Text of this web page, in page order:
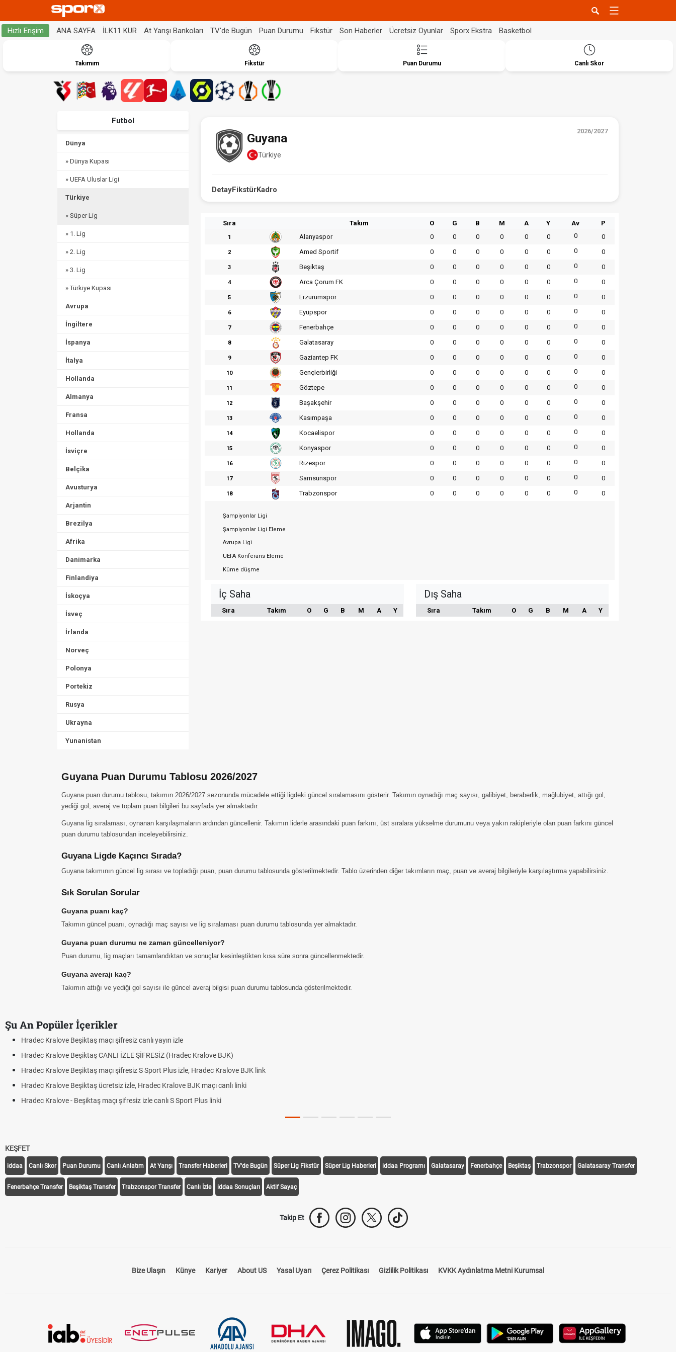
Hızlı Erişim ANA SAYFA İLK11 KUR At Yarışı Bankoları TV'de Bugün Puan Durumu Fikstür Son Haberler Ücretsiz Oyunlar Sporx Ekstra Basketbol
Takımım Fikstür Puan Durumu Canlı Skor
Futbol
Dünya
» Dünya Kupası
» UEFA Uluslar Ligi
Türkiye
» Süper Lig
» 1. Lig
» 2. Lig
» 3. Lig
» Türkiye Kupası
Avrupa
İngiltere
İspanya
İtalya
Hollanda
Almanya
Fransa
Hollanda
İsviçre
Belçika
Avusturya
Arjantin
Brezilya
Afrika
Danimarka
Finlandiya
İskoçya
İsveç
İrlanda
Norveç
Polonya
Portekiz
Rusya
Ukrayna
Yunanistan
2026/2027
Guyana
Türkiye
DetayFikstürKadro
Sıra Takım O G B M A Y Av P
1 Alanyaspor 0 0 0 0 0 0 0 0
2 Amed Sportif 0 0 0 0 0 0 0 0
3 Beşiktaş 0 0 0 0 0 0 0 0
4 Arca Çorum FK 0 0 0 0 0 0 0 0
5 Erzurumspor 0 0 0 0 0 0 0 0
6 Eyüpspor 0 0 0 0 0 0 0 0
7 Fenerbahçe 0 0 0 0 0 0 0 0
8 Galatasaray 0 0 0 0 0 0 0 0
9 Gaziantep FK 0 0 0 0 0 0 0 0
10 Gençlerbirliği 0 0 0 0 0 0 0 0
11 Göztepe 0 0 0 0 0 0 0 0
12 Başakşehir 0 0 0 0 0 0 0 0
13 Kasımpaşa 0 0 0 0 0 0 0 0
14 Kocaelispor 0 0 0 0 0 0 0 0
15 Konyaspor 0 0 0 0 0 0 0 0
16 Rizespor 0 0 0 0 0 0 0 0
17 Samsunspor 0 0 0 0 0 0 0 0
18 Trabzonspor 0 0 0 0 0 0 0 0
Şampiyonlar Ligi
Şampiyonlar Ligi Eleme
Avrupa Ligi
UEFA Konferans Eleme
Küme düşme
İç Saha
Sıra Takım O G B M A Y
Dış Saha
Sıra Takım O G B M A Y
Guyana Puan Durumu Tablosu 2026/2027
Guyana puan durumu tablosu, takımın 2026/2027 sezonunda mücadele ettiği ligdeki güncel sıralamasını gösterir. Takımın oynadığı maç sayısı, galibiyet, beraberlik, mağlubiyet, attığı gol,
yediği gol, averaj ve toplam puan bilgileri bu sayfada yer almaktadır.
Guyana lig sıralaması, oynanan karşılaşmaların ardından güncellenir. Takımın liderle arasındaki puan farkını, üst sıralara yükselme durumunu veya yakın rakipleriyle olan puan farkını güncel
puan durumu tablosundan inceleyebilirsiniz.
Guyana Ligde Kaçıncı Sırada?
Guyana takımının güncel lig sırası ve topladığı puan, puan durumu tablosunda gösterilmektedir. Tablo üzerinden diğer takımların maç, puan ve averaj bilgileriyle karşılaştırma yapabilirsiniz.
Sık Sorulan Sorular
Guyana puanı kaç?
Takımın güncel puanı, oynadığı maç sayısı ve lig sıralaması puan durumu tablosunda yer almaktadır.
Guyana puan durumu ne zaman güncelleniyor?
Puan durumu, lig maçları tamamlandıktan ve sonuçlar kesinleştikten kısa süre sonra güncellenmektedir.
Guyana averajı kaç?
Takımın attığı ve yediği gol sayısı ile güncel averaj bilgisi puan durumu tablosunda gösterilmektedir.
Şu An Popüler İçerikler
Hradec Kralove Beşiktaş maçı şifresiz canlı yayın izle
Hradec Kralove Beşiktaş CANLI İZLE ŞİFRESİZ (Hradec Kralove BJK)
Hradec Kralove Beşiktaş maçı şifresiz S Sport Plus izle, Hradec Kralove BJK link
Hradec Kralove Beşiktaş ücretsiz izle, Hradec Kralove BJK maçı canlı linki
Hradec Kralove - Beşiktaş maçı şifresiz izle canlı S Sport Plus linki
KEŞFET
iddaa Canlı Skor Puan Durumu Canlı Anlatım At Yarışı Transfer Haberleri TV'de Bugün Süper Lig Fikstür Süper Lig Haberleri iddaa Programı Galatasaray Fenerbahçe Beşiktaş Trabzonspor Galatasaray Transfer
Fenerbahçe Transfer Beşiktaş Transfer Trabzonspor Transfer Canlı İzle iddaa Sonuçları Aktif Sayaç
Takip Et
Bize Ulaşın Künye Kariyer About US Yasal Uyarı Çerez Politikası Gizlilik Politikası KVKK Aydınlatma Metni Kurumsal